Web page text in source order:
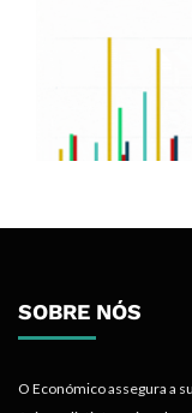
SOBRE NÓS
O Económico assegura a